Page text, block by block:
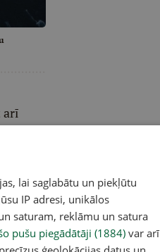
arī
lai saglabātu un piekļūtu
IP adresi, unikālos
saturam, reklāmu un satura
pušu piegādātāji (1884)var arī